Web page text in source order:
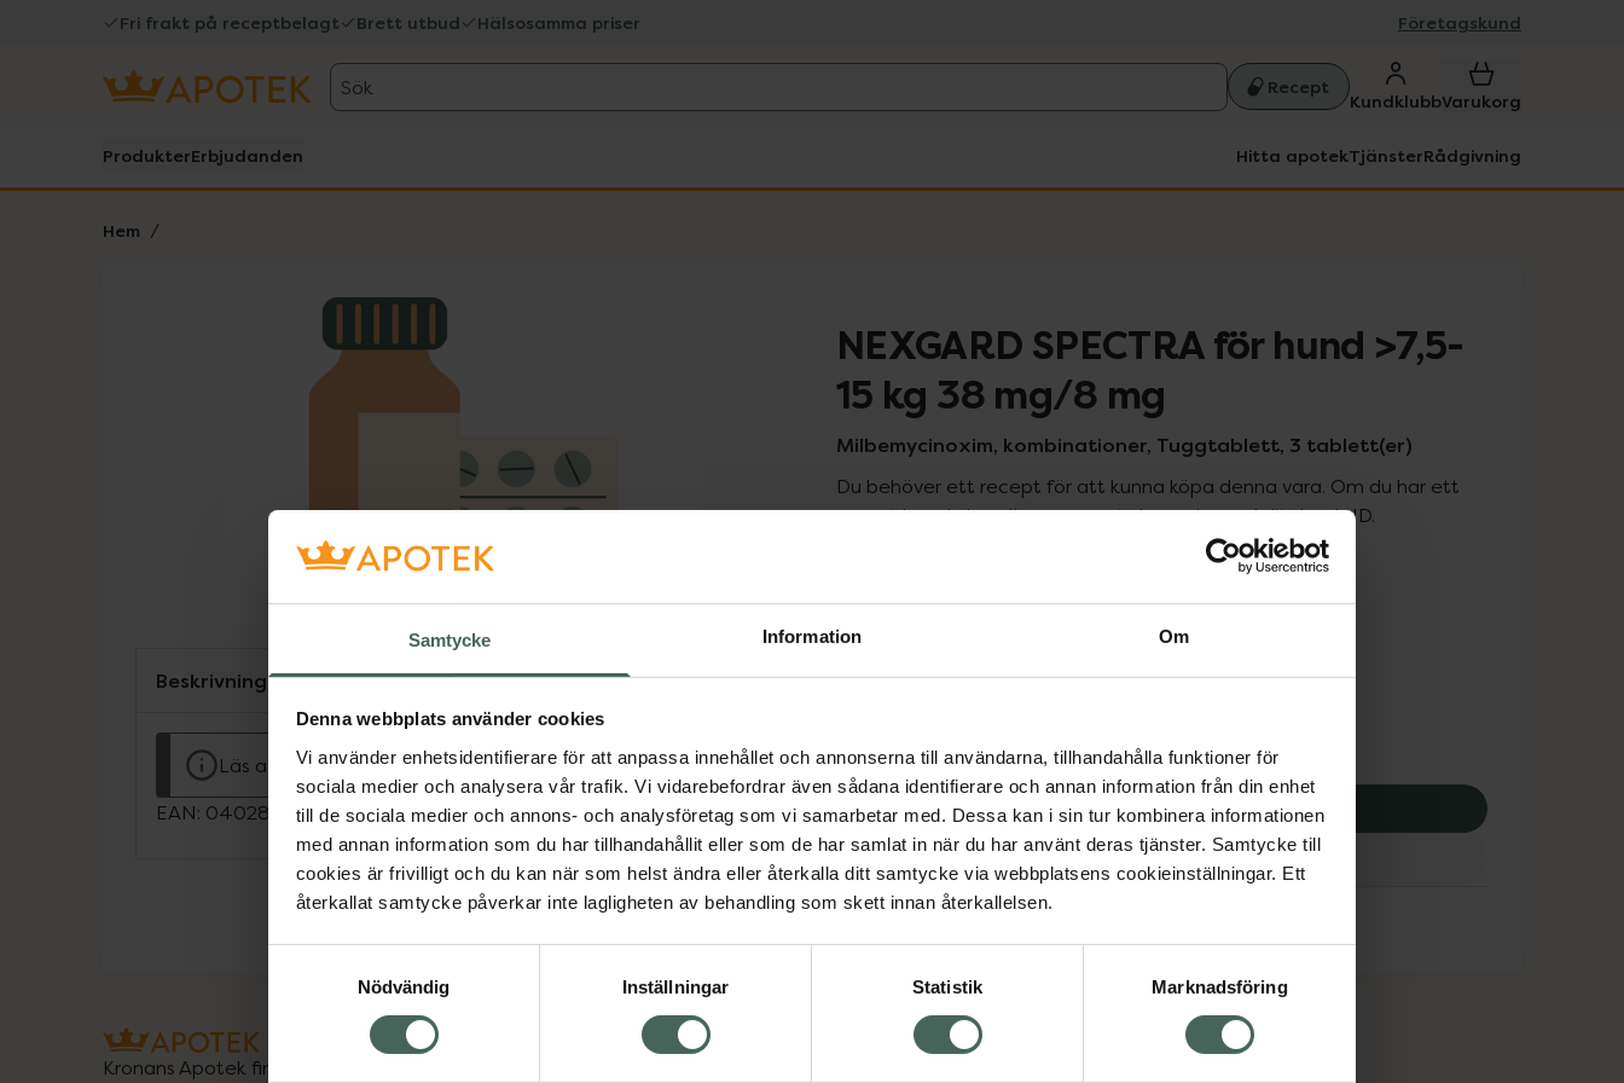
Samtycke Information Om
Denna webbplats använder cookies
Vi använder enhetsidentifierare för att anpassa innehållet och annonserna till användarna, tillhandahålla funktioner för
sociala medier och analysera vår trafik. Vi vidarebefordrar även sådana identifierare och annan information från din enhet
till de sociala medier och annons- och analysföretag som vi samarbetar med. Dessa kan i sin tur kombinera informationen
med annan information som du har tillhandahållit eller som de har samlat in när du har använt deras tjänster. Samtycke till
cookies är frivilligt och du kan när som helst ändra eller återkalla ditt samtycke via webbplatsens cookieinställningar. Ett
återkallat samtycke påverkar inte lagligheten av behandling som skett innan återkallelsen.
Nödvändig
Inställningar Statistik Marknadsföring
Fri frakt på receptbelagt Brett utbud Hälsosamma priser Företagskund
Sök Recept
KundklubbVarukorg
ProdukterErbjudanden Hitta apotekTjänsterRådgivning
Hem
Lista: . Innehåller 1 objekt.
NEXGARD SPECTRA för hund >7,5-
15 kg 38 mg/8 mg
Milbemycinoxim, kombinationer, Tuggtablett, 3 tablett(er)
Du behöver ett recept för att kunna köpa denna vara. Om du har ett
recept kan du handla genom att logga in med ditt bank-ID.
321,76 kr
I apotek:321,76 kr
Köp via ditt recept
Aktuella erbjudanden
Beskrivning Dölj
Läs alltid bipacksedeln innan användning.
EAN: 04028691569602
Kronans Apotek finns här för dig. Du hittar oss från Skåne i syd
Om recept och läkemedel